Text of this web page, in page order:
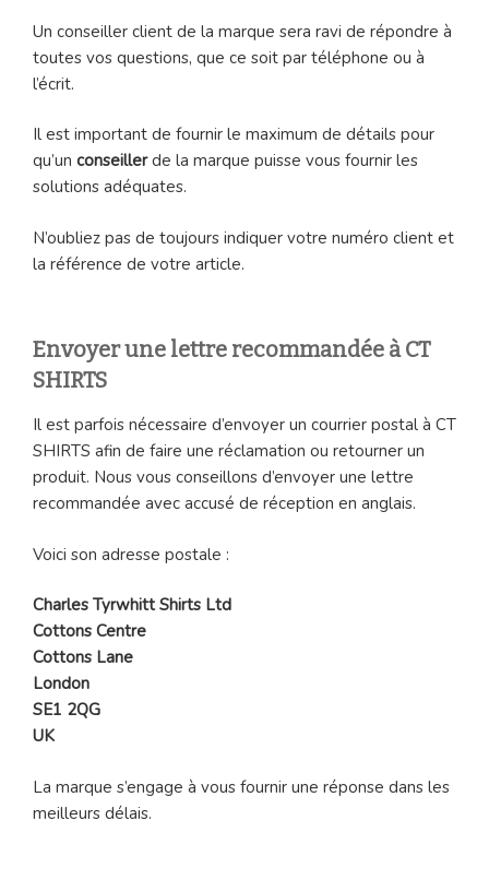
Un conseiller client de la marque sera ravi de répondre à
toutes vos questions, que ce soit par téléphone ou à
l’écrit.
Il est important de fournir le maximum de détails pour
qu’un conseillerde la marque puisse vous fournir les
solutions adéquates.
N’oubliez pas de toujours indiquer votre numéro client et
la référence de votre article.
Envoyer une lettre recommandée à CT
SHIRTS
Il est parfois nécessaire d’envoyer un courrier postal à CT
SHIRTS afin de faire une réclamation ou retourner un
produit. Nous vous conseillons d’envoyer une lettre
recommandée avec accusé de réception en anglais.
Voici son adresse postale :
Charles Tyrwhitt Shirts Ltd
Cottons Centre
Cottons Lane
London
SE1 2QG
UK
La marque s’engage à vous fournir une réponse dans les
meilleurs délais.